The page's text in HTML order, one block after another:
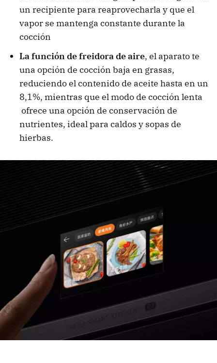
un recipiente para reaprovecharla y que el
vapor se mantenga constante durante la
cocción
La función de freidora de aire, el aparato te
una opción de cocción baja en grasas,
reduciendo el contenido de aceite hasta en un
8,1%, mientras que el modo de cocción lenta
ofrece una opción de conservación de
nutrientes, ideal para caldos y sopas de
hierbas.